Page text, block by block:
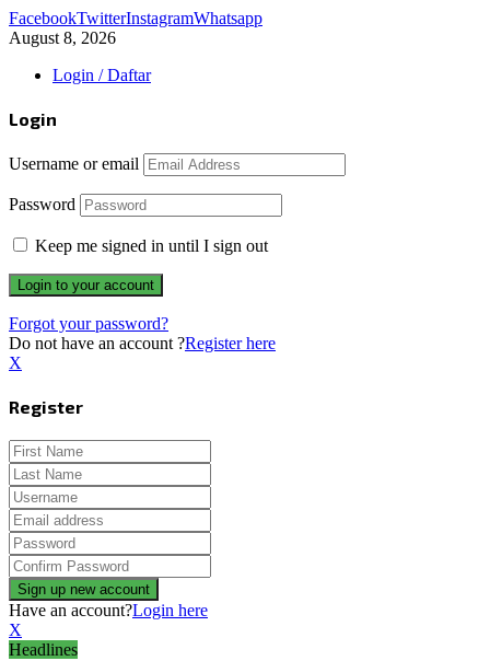
FacebookTwitterInstagramWhatsapp
August 8, 2026
Login / Daftar
Login
Username or email
Password
Keep me signed in until I sign out
Forgot your password?
Do not have an account ?Register here
X
Register
Have an account?Login here
X
Headlines